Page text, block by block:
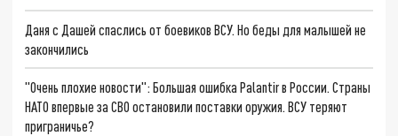
Даня с Дашей спаслись от боевиков ВСУ. Но беды для малышей не
закончились
"Очень плохие новости": Большая ошибка Palantir в России. Страны
НАТО впервые за СВО остановили поставки оружия. ВСУ теряют
приграничье?